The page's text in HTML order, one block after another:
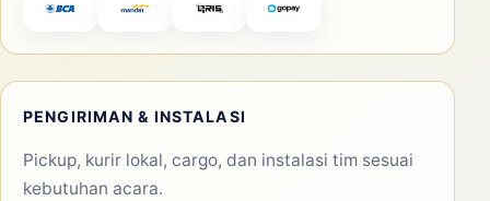
PENGIRIMAN & INSTALASI
Pickup, kurir lokal, cargo, dan instalasi tim sesuai
kebutuhan acara.